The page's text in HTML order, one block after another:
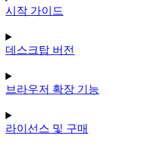
시작 가이드
데스크탑 버전
브라우저 확장 기능
라이선스 및 구매